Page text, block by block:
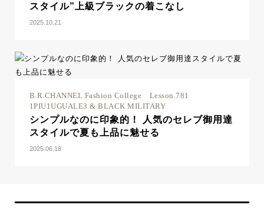
スタイル”上級ブラックの着こなし
2025.10.21
B.R.CHANNEL Fashion College Lesson.781
1PIU1UGUALE3 & BLACK MILITARY
シンプルなのに印象的！ 人気のセレブ御用達
スタイルで夏も上品に魅せる
2025.06.18